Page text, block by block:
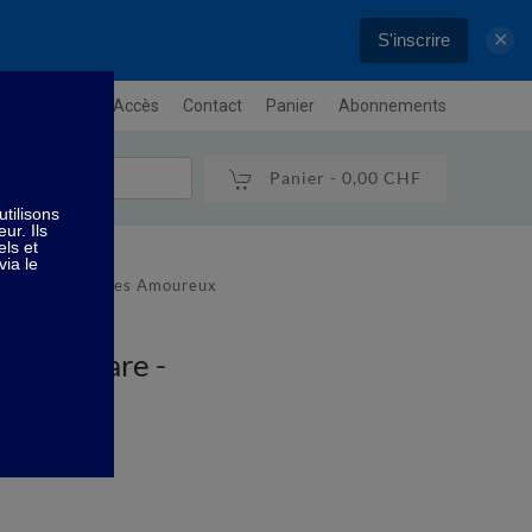
S'inscrire ✕
Plan / Accès Contact Panier Abonnements
Panier - 0,00 CHF
Hop Hare - Les Amoureux
Hop Hare -